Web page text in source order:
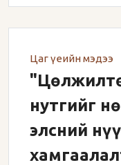
Цаг үеийн мэдээ
нутгийг
элсний